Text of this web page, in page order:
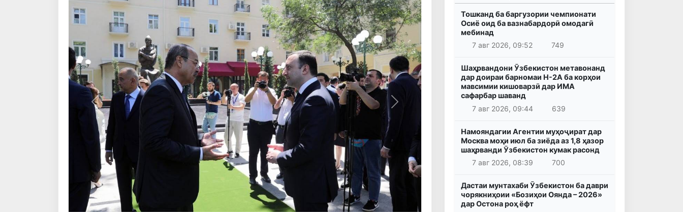
Қаблӣ Навбатӣ
Тошканд ба баргузории чемпионати
Осиё оид ба вазнабардорӣ омодагӣ
мебинад
7 авг 2026, 09:52
749
Шаҳрвандони Ӯзбекистон метавонанд
дар доираи барномаи H-2A ба корҳои
мавсимии кишоварзӣ дар ИМА
сафарбар шаванд
7 авг 2026, 09:44
639
Намояндагии Агентии муҳоҷират дар
Москва моҳи июл ба зиёда аз 1,8 ҳазор
шаҳрванди Ӯзбекистон кумак расонд
7 авг 2026, 08:39
700
Дастаи мунтахаби Ӯзбекистон ба даври
чорякниҳоии «Бозиҳои Оянда – 2026»
дар Остона роҳ ёфт